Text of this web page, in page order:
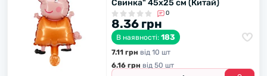
Свинка" 45х25 см (Китай)
0
8.36 грн
В наявності: 183
7.11 грн вiд 10 шт
6.16 грн вiд 50 шт